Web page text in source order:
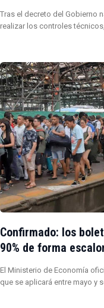
Tras el decreto del Gobierno
realizar los controles
Confirmado: los
90% de forma
El Ministerio de Economía
que se aplicará entre mayo y